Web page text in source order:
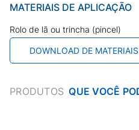
MATERIAIS DE APLICAÇÃO
Rolo de lã ou trincha (pincel)
DOWNLOAD DE MATERIAIS
PRODUTOS